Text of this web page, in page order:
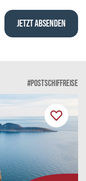
#POSTSCHIFFREISE